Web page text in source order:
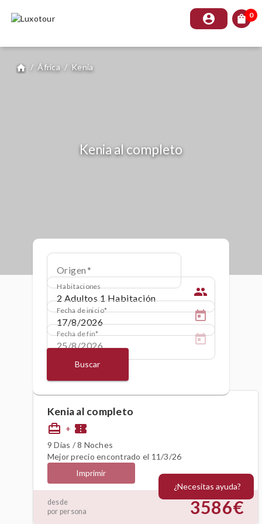
account_circle shopping_bag 0
home / África / Kenia
Kenia al completo
Origen
Habitaciones people
Fecha de inicio
Fecha de fin
Buscar
Kenia al completo
card_travel + confirmation_number
9 Días / 8 Noches
Mejor precio encontrado el 11/3/26
Imprimir
desde
por persona
3586€
¿Necesitas ayuda?